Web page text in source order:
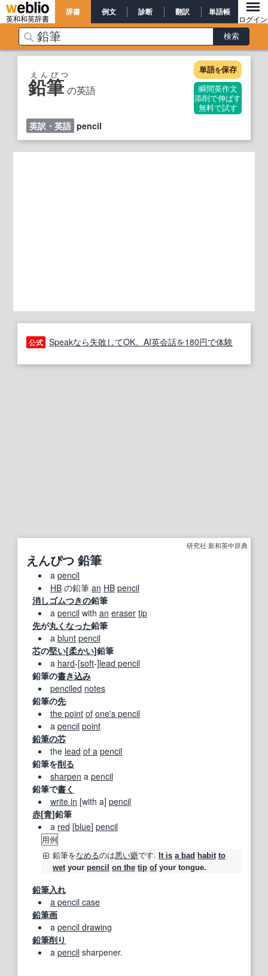
英和和英辞書
辞書 例文 診断 翻訳 単語帳
ログイン
鉛筆 の英語
えんぴつ 単語を保存
瞬間英作文
添削で伸ばす
無料で試す
英訳・英語 pencil
公式 Speakなら失敗してOK。AI英会話を180円で体験
研究社 新和英中辞典
えんぴつ 鉛筆
a pencil
HB の鉛筆 an HB pencil
消しゴムつきの鉛筆
a pencil with an eraser tip
先が丸く なった鉛筆
a blunt pencil
芯の堅い[柔かい]鉛筆
a hard‐[soft‐]lead pencil
鉛筆の書き込み
penciled notes
鉛筆の先
the point of one's pencil
a pencil point
鉛筆の芯
the lead of a pencil
鉛筆を削る
sharpen a pencil
鉛筆で書く
write in [with a] pencil
赤[青]鉛筆
a red [blue] pencil
用例
鉛筆をなめるのは悪い癖です. It is a bad habit to
wet your pencil on the tip ofyour tongue.
鉛筆入れ
a pencil case
鉛筆画
a pencil drawing
鉛筆削り
a pencil sharpener.